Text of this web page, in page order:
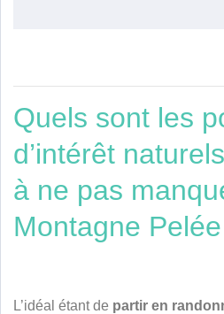
Quels sont les
d’intérêt
à ne pas
Montagne
L’idéal étant de partir en